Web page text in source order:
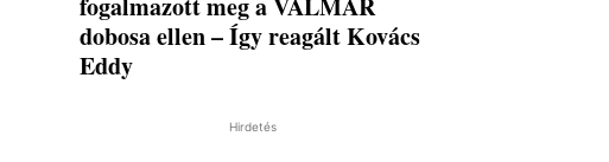
dobosa ellen – Így reagált Kovács
Eddy
Hirdetés